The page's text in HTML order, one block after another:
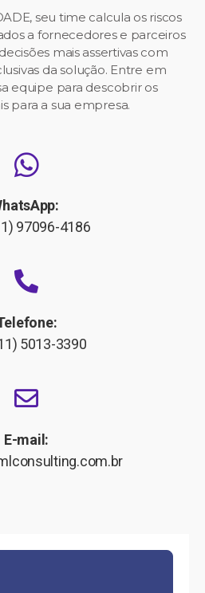
seu time calcula os riscos
a fornecedores e parceiros
mais assertivas com
da solução. Entre em
equipe para descobrir os
para a sua empresa.
97096-4186
5013-3390
E-mail: